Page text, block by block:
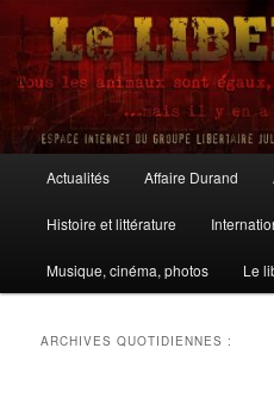
Aller
contenu
principal
Aller
contenu
secondaire
Le Libertaire
principal
Actualités Affaire Durand
Histoire et littérature
Musique, cinéma, photos Le
ARCHIVES QUOTIDIENNES :